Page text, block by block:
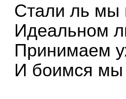
Стали ль мы
Идеальном
Принимаем
И боимся мы